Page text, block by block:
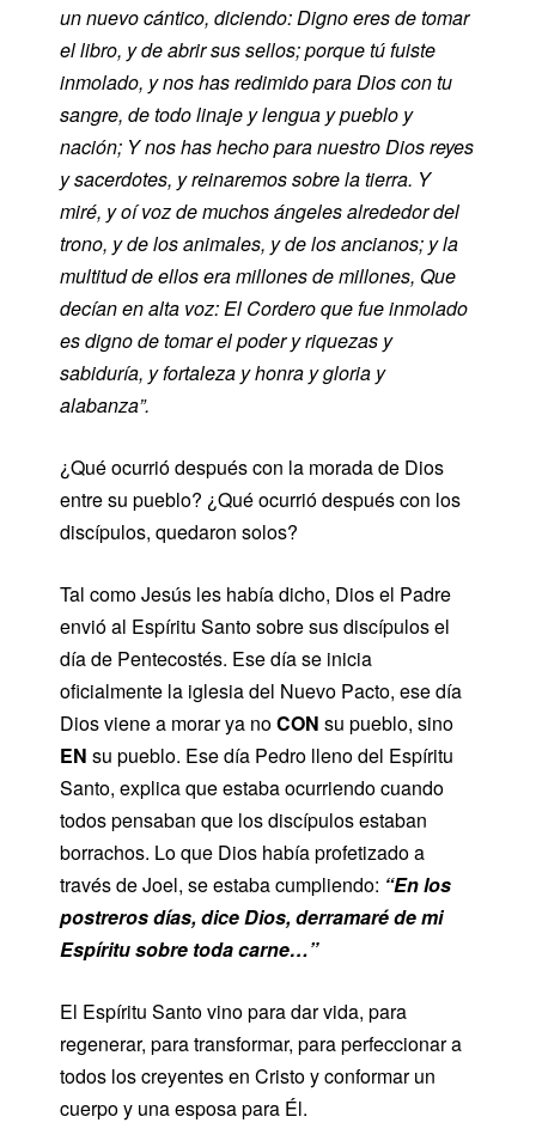
un nuevo cántico, diciendo: Digno eres de tomar
el libro, y de abrir sus sellos; porque tú fuiste
inmolado, y nos has redimido para Dios con tu
sangre, de todo linaje y lengua y pueblo y
nación; Y nos has hecho para nuestro Dios reyes
y sacerdotes, y reinaremos sobre la tierra. Y
miré, y oí voz de muchos ángeles alrededor del
trono, y de los animales, y de los ancianos; y la
multitud de ellos era millones de millones, Que
decían en alta voz: El Cordero que fue inmolado
es digno de tomar el poder y riquezas y
sabiduría, y fortaleza y honra y gloria y
alabanza”.
¿Qué ocurrió después con la morada de Dios
entre su pueblo? ¿Qué ocurrió después con los
discípulos, quedaron solos?
Tal como Jesús les había dicho, Dios el Padre
envió al Espíritu Santo sobre sus discípulos el
día de Pentecostés. Ese día se inicia
oficialmente la iglesia del Nuevo Pacto, ese día
Dios viene a morar ya noCON su pueblo, sino
EN su pueblo. Ese día Pedro lleno del Espíritu
Santo, explica que estaba ocurriendo cuando
todos pensaban que los discípulos estaban
borrachos. Lo que Dios había profetizado a
través de Joel, se estaba cumpliendo: “En los
postreros días, dice Dios, derramaré de mi
Espíritu sobre toda carne…”
El Espíritu Santo vino para dar vida, para
regenerar, para transformar, para perfeccionar a
todos los creyentes en Cristo y conformar un
cuerpo y una esposa para Él.